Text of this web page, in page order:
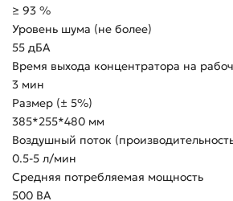
≥ 93 %
Уровень шума (не более)
55 дБА
Время выхода концентратора на
3 мин
Размер (± 5%)
385*255*480 мм
Воздушный поток
0.5-5 л/мин
Средняя потребляемая мощность
500 ВА